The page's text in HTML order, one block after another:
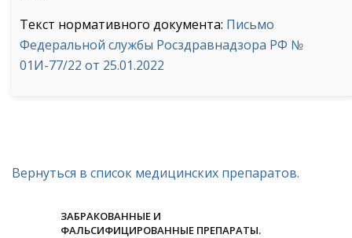
Текст нормативного документа: Письмо
Федеральной службы Росздравнадзора РФ №
01И-77/22 от 25.01.2022
Вернуться в список медицинских препаратов.
ЗАБРАКОВАННЫЕ И
ФАЛЬСИФИЦИРОВАННЫЕ ПРЕПАРАТЫ.